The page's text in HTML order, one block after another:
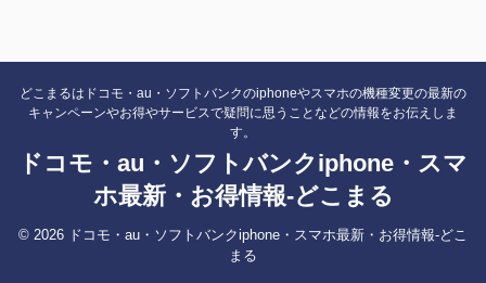
どこまるはドコモ・au・ソフトバンクのiphoneやスマホの機種変更の最新の
キャンペーンやお得やサービスで疑問に思うことなどの情報をお伝えしま
す。
ドコモ・au・ソフトバンクiphone・スマ
ホ最新・お得情報-どこまる
© 2026 ドコモ・au・ソフトバンクiphone・スマホ最新・お得情報-どこ
まる